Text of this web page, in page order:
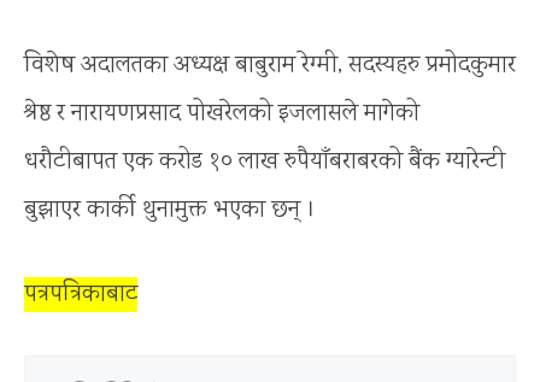
विशेष अदालतका अध्यक्ष बाबुराम रेग्मी, सदस्यहरु प्रमोदकुमार
श्रेष्ठ र नारायणप्रसाद पोखरेलको इजलासले मागेको
धरौटीबापत एक करोड १० लाख रुपैयाँबराबरको बैंक ग्यारेन्टी
बुझाएर कार्की थुनामुक्त भएका छन् ।
पत्रपत्रिकाबाट